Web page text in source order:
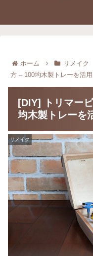
ホーム リメイク
方 – 100均木製トレーを活用
[DIY] トリマー
均木製トレーを
リメイク